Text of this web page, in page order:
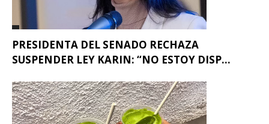
PRESIDENTA DEL SENADO RECHAZA
SUSPENDER LEY KARIN: “NO ESTOY DISP...